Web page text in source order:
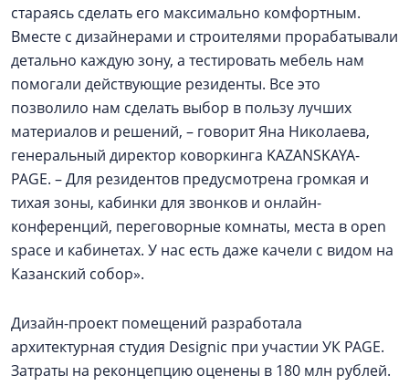
стараясь сделать его максимально комфортным.
Вместе с дизайнерами и строителями прорабатывали
детально каждую зону, а тестировать мебель нам
помогали действующие резиденты. Все это
позволило нам сделать выбор в пользу лучших
материалов и решений, – говорит Яна Николаева,
генеральный директор коворкинга KAZANSKAYA-
PAGE. – Для резидентов предусмотрена громкая и
тихая зоны, кабинки для звонков и онлайн-
конференций, переговорные комнаты, места в open
space и кабинетах. У нас есть даже качели с видом на
Казанский собор».
Дизайн-проект помещений разработала
архитектурная студия Designic при участии УК PAGE.
Затраты на реконцепцию оценены в 180 млн рублей.